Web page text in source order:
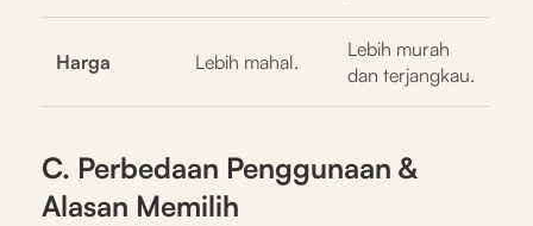
Harga Lebih mahal.
Lebih murah
dan terjangkau.
C. Perbedaan Penggunaan &
Alasan Memilih